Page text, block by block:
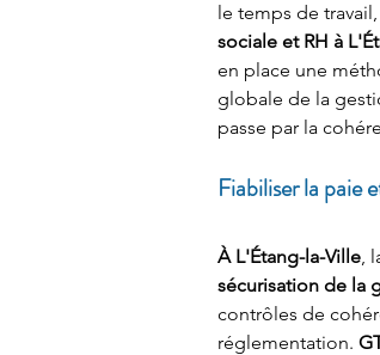
le temps de
sociale et RH à
en place une
globale de la
passe par la
Fiabiliser la paie
À L'Étang-la-Ville,
sécurisation de la
contrôles de
réglementation.